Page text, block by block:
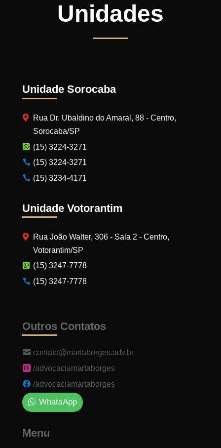
Unidades
Unidade Sorocaba
Rua Dr. Ubaldino do Amaral, 88 - Centro,
Sorocaba/SP
(15) 3224-3271
(15) 3224-3271
(15) 3234-4171
Unidade Votorantim
Rua João Walter, 306 - Sala 2 - Centro,
Votorantim/SP
(15) 3247-7778
(15) 3247-7778
Outros Contatos
contato@martaborges.adv.br
/advocaciamartaborges
/advocaciamartaborges
WhatsApp
Menu